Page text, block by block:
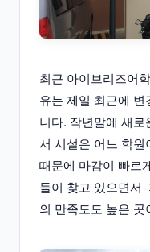
최근 아이브리즈어
유는 제일 최근에
니다. 작년말에 새로
서 시설은 어느 학원
때문에 마감이 빠르
들이 찾고 있으면서
의 만족도도 높은